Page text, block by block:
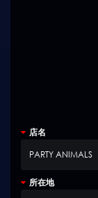
店名
PARTY ANIMALS
所在地